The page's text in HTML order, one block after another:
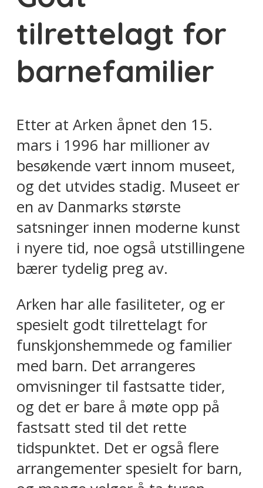
tilrettelagt for
barnefamilier
Etter at Arken åpnet den 15.
mars i 1996 har millioner av
besøkende vært innom museet,
og det utvides stadig. Museet er
en av Danmarks største
satsninger innen moderne kunst
i nyere tid, noe også utstillingene
bærer tydelig preg av.
Arken har alle fasiliteter, og er
spesielt godt tilrettelagt for
funskjonshemmede og familier
med barn. Det arrangeres
omvisninger til fastsatte tider,
og det er bare å møte opp på
fastsatt sted til det rette
tidspunktet. Det er også flere
arrangementer spesielt for barn,